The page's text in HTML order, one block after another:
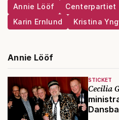
Annie Lööf
Centerpartiet
Karin Ernlund
Kristina
Annie Lööf
STICKET
Cecilia